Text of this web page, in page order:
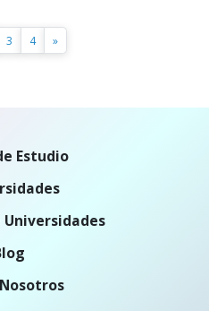
3 4 »
Estudio
Universidades